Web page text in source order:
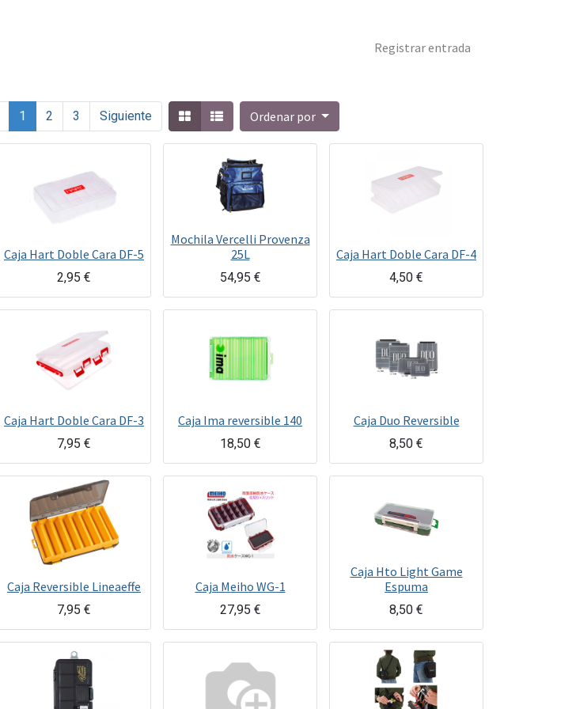
Registrar entrada
1 2 3 Siguiente Ordenar por
Caja Hart Doble Cara DF-5
2,95 €
Mochila Vercelli Provenza
25L
54,95 €
Caja Hart Doble Cara DF-4
4,50 €
Caja Hart Doble Cara DF-3
7,95 €
Caja Ima reversible 140
18,50€
Caja Duo Reversible
8,50 €
Caja Reversible Lineaeffe
7,95 €
Caja Meiho WG-1
27,95 €
Caja Hto Light Game
Espuma
8,50 €